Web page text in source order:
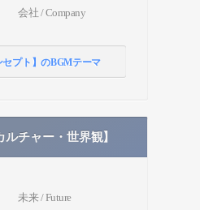
会社 / Company
セプト】のBGMテーマ
ルチャー・世界観】
未来 / Future